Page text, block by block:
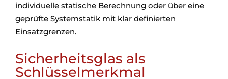
individuelle statische Berechnung oder über eine
geprüfte Systemstatik mit klar definierten
Einsatzgrenzen.
Sicherheitsglas als
Schlüsselmerkmal